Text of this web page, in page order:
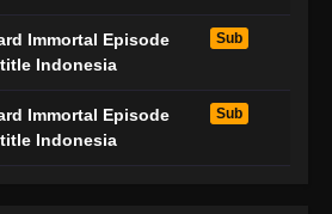
Immortal Episode
Indonesia
Sub
Immortal Episode
Indonesia
Sub